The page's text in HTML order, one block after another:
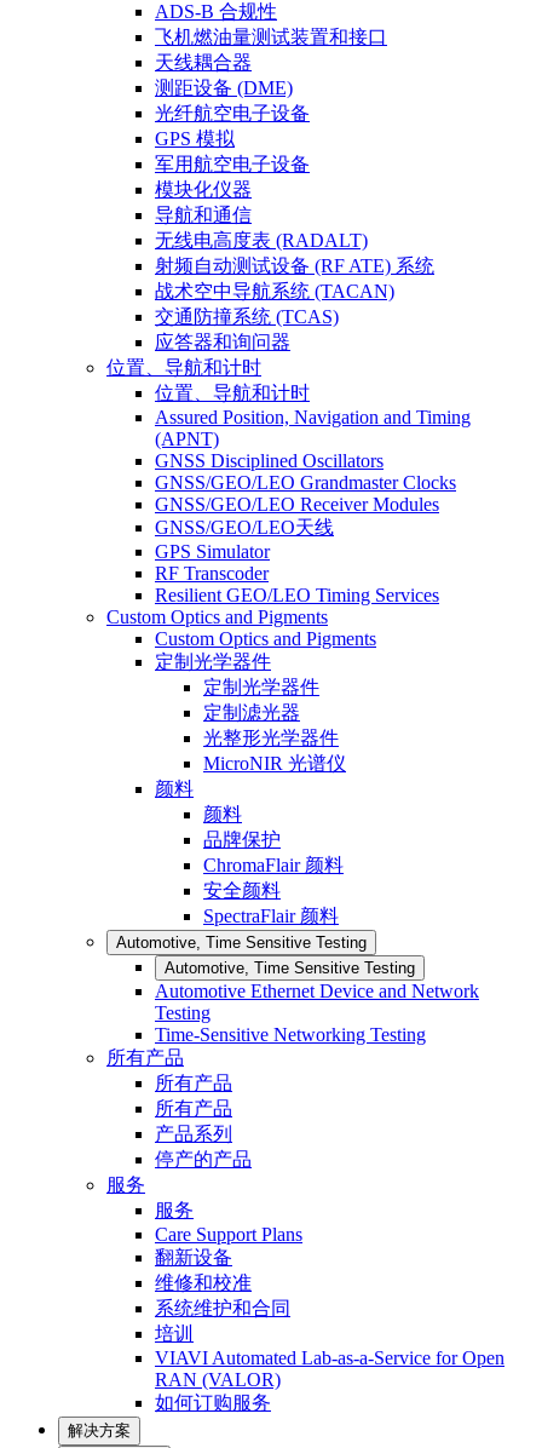
ADS-B 合规性
飞机燃油量测试装置和接口
天线耦合器
测距设备 (DME)
光纤航空电子设备
GPS 模拟
军用航空电子设备
模块化仪器
导航和通信
无线电高度表 (RADALT)
射频自动测试设备 (RF ATE) 系统
战术空中导航系统 (TACAN)
交通防撞系统 (TCAS)
应答器和询问器
位置、导航和计时
位置、导航和计时
Assured Position, Navigation and Timing
(APNT)
GNSS Disciplined Oscillators
GNSS/GEO/LEO Grandmaster Clocks
GNSS/GEO/LEO Receiver Modules
GNSS/GEO/LEO天线
GPS Simulator
RF Transcoder
Resilient GEO/LEO Timing Services
Custom Optics and Pigments
Custom Optics and Pigments
定制光学器件
定制光学器件
定制滤光器
光整形光学器件
MicroNIR 光谱仪
颜料
颜料
品牌保护
ChromaFlair 颜料
安全颜料
SpectraFlair 颜料
Automotive, Time Sensitive Testing
Automotive, Time Sensitive Testing
Automotive Ethernet Device and Network
Testing
Time-Sensitive Networking Testing
所有产品
所有产品
所有产品
产品系列
停产的产品
服务
服务
Care Support Plans
翻新设备
维修和校准
系统维护和合同
培训
VIAVI Automated Lab-as-a-Service for Open
RAN (VALOR)
如何订购服务
解决方案